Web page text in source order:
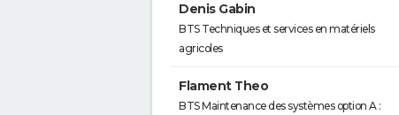
Denis Gabin
BTS Techniques et services en matériels
agricoles
Flament Theo
BTS Maintenance des systèmes option A :